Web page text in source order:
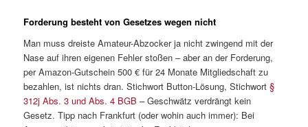
Forderung besteht von Gesetzes wegen nicht
Man muss dreiste Amateur-Abzocker ja nicht zwingend mit der
Nase auf ihren eigenen Fehler stoßen – aber an der Forderung,
per Amazon-Gutschein 500 € für 24 Monate Mitgliedschaft zu
bezahlen, ist nichts dran. Stichwort Button-Lösung, Stichwort§
312j Abs. 3 und Abs. 4 BGB – Geschwätz verdrängt kein
Gesetz. Tipp nach Frankfurt (oder wohin auch immer): Bei